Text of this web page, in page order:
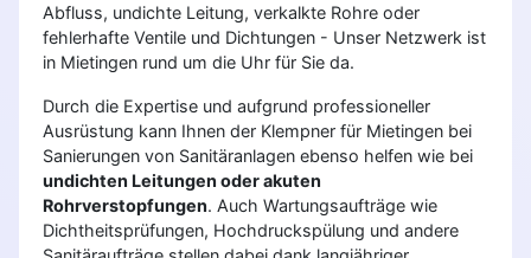
Abfluss, undichte Leitung, verkalkte Rohre oder
fehlerhafte Ventile und Dichtungen - Unser Netzwerk ist
in Mietingen rund um die Uhr für Sie da.
Durch die Expertise und aufgrund professioneller
Ausrüstung kann Ihnen der Klempner für Mietingen bei
Sanierungen von Sanitäranlagen ebenso helfen wie bei
undichten Leitungen oder akuten
Rohrverstopfungen. Auch Wartungsaufträge wie
Dichtheitsprüfungen, Hochdruckspülung und andere